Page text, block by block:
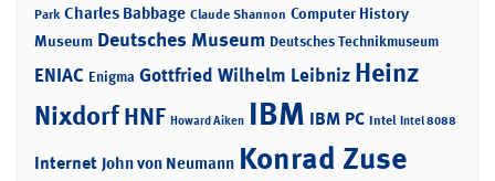
Park Charles Babbage Claude Shannon Computer History
Museum Deutsches Museum Deutsches Technikmuseum
ENIAC Enigma Gottfried Wilhelm Leibniz Heinz
NixdorfHNF Howard Aiken IBM IBM PC Intel Intel 8088
Internet John von Neumann Konrad Zuse